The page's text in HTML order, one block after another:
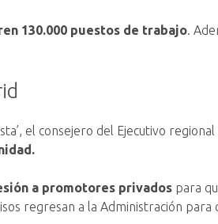
130.000 puestos de trabajo.
el consejero del Ejecutivo
a promotores privados para
regresan a la Administración